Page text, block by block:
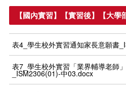
【國內實習】【實習後】【大
表4_學生校外實習通知家長意願書
表7_學生校外實習「業界輔導老師
_ISM2306(01)-中03.docx